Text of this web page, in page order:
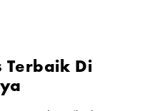
Terbaik Di